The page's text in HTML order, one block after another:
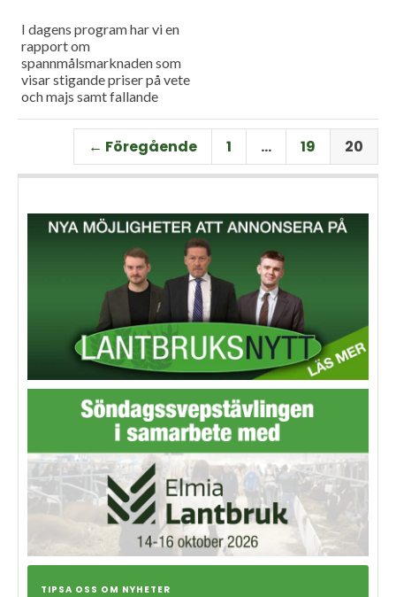
I dagens program har vi en
rapport om
spannmålsmarknaden som
visar stigande priser på vete
och majs samt fallande
premiär för vårt
måndagsprogram med en
längre intervju med Erik
Stjerndahl vd för HIR Skåne,
fältdagar.
← Föregående 1 … 19 20
TIPSA OSS OM NYHETER